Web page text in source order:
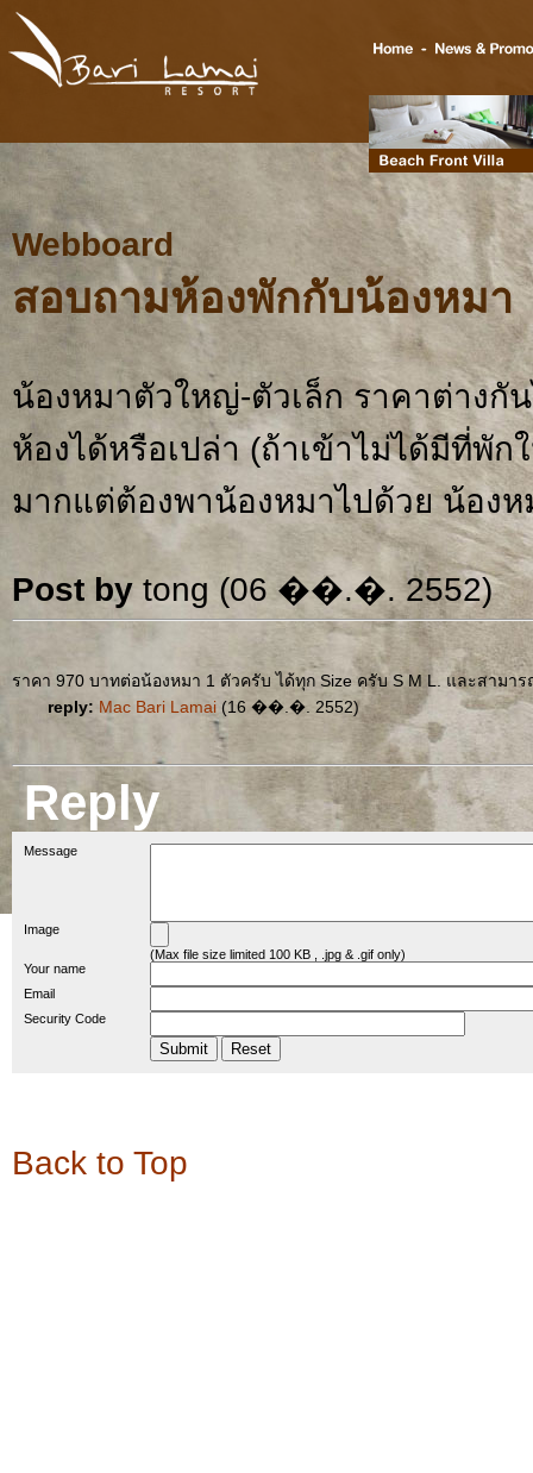
Webboard
สอบถามห้องพักกับน้องหมา
น้องหมาตัวใหญ่-ตัวเล็ก ราคาต่างกั
ห้องได้หรือเปล่า (ถ้าเข้าไม่ได้มีที่พั
มากแต่ต้องพาน้องหมาไปด้วย น้อง
Post bytong (06 ��.�. 2552)
ราคา 970 บาทต่อน้องหมา 1 ตัวครับ ได้ทุก Size ครับ S M L. และสามา
reply: Mac Bari Lamai (16 ��.�. 2552)
Reply
Message
Image
(Max file size limited 100 KB , .jpg & .gif only)
Your name
Email
Security Code
Back to Top